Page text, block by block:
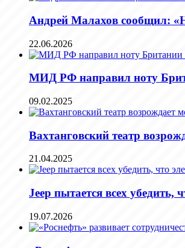
Андрей Малахов сообщил:
22.06.2026
МИД РФ направил ноту
09.02.2025
Вахтанговский театр
21.04.2025
Jeep пытается всех
19.07.2026